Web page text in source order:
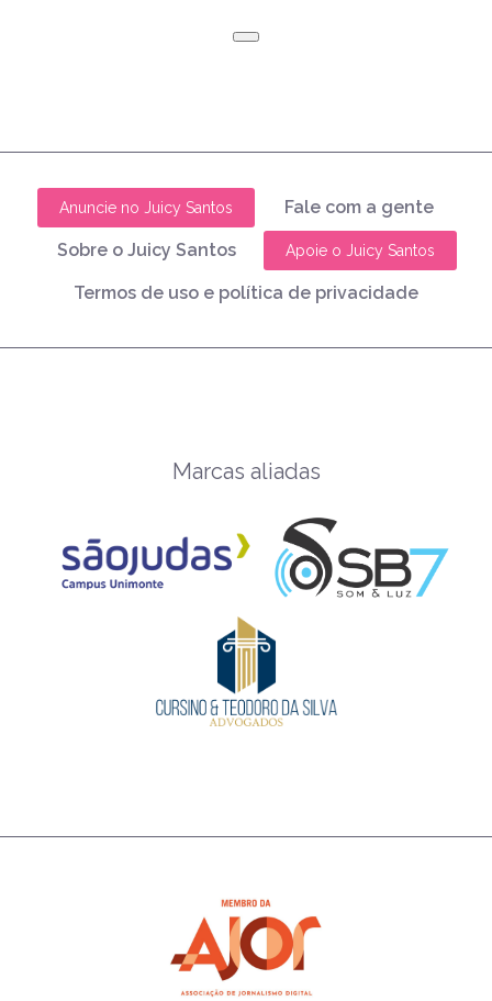
Anuncie no Juicy Santos Fale com a gente
Sobre o Juicy Santos Apoie o Juicy Santos
Termos de uso e política de privacidade
Marcas aliadas